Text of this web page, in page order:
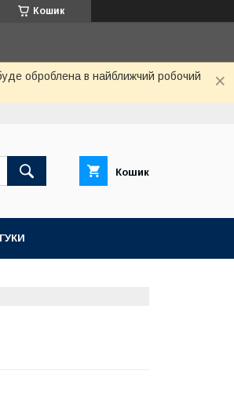
Кошик
оброблена в найближчий робочий
Кошик